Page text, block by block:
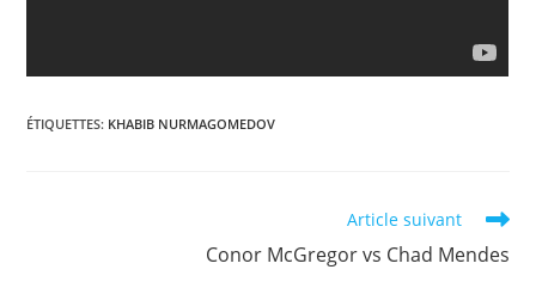
ÉTIQUETTES: KHABIB NURMAGOMEDOV
Article suivant
Conor McGregor vs Chad Mendes